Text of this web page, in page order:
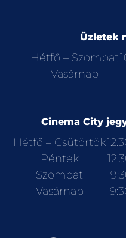
Üzletek
Hétfő – Szombat
Vasárnap
Cinema City
Hétfő – Csütörtök
Péntek
Szombat
Vasárnap